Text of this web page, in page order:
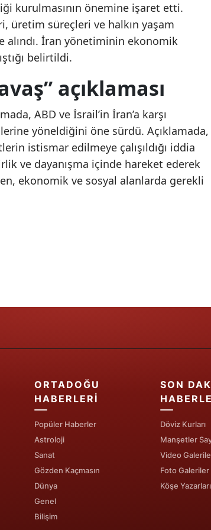
Malatya
Manisa
Kahramanmaraş
Mardin
Muğla
Nevşehir
Niğde
Siirt
Tekirdağ
Trabzon
Tunceli
kurulmasının önemine işaret etti.
üretim süreçleri ve halkın yaşam
alındı. İran yönetiminin ekonomik
belirtildi.
açıklaması
ABD ve İsrail’in İran’a karşı
yöneldiğini öne sürdü. Açıklamada,
istismar edilmeye çalışıldığı iddia
ve dayanışma içinde hareket ederek
ekonomik ve sosyal alanlarda gerekli
Macron’a Sert
“Bizi Sırtımızdan
Bıçakladı”
İsrail’den Macron’a
Tepki: “Bizi
Bıçakladı”
ORTADOĞU
HABERLERI
Popüler Haberler
Astroloji
Sanat
Gözden Kaçmasın
Dünya
Genel
Bilişim
SON
Döviz Kurları
Manşetler
Video
Foto Galeriler
Köşe Yazarları